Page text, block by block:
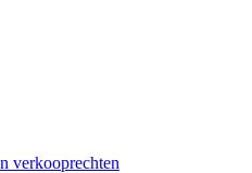
verkooprechten